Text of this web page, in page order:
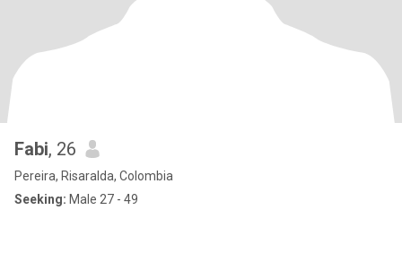
Fabi, 26
Pereira, Risaralda, Colombia
Seeking: Male 27 - 49